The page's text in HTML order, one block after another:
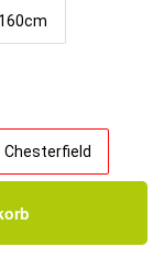
160cm
Chesterfield